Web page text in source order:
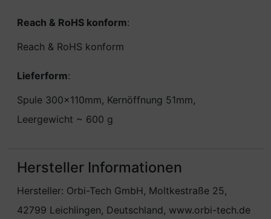
Reach & RoHS konform:
Reach & RoHS konform
Lieferform:
Spule 300x110mm, Kernöffnung 51mm,
Leergewicht ~ 600 g
Hersteller Informationen
Hersteller: Orbi-Tech GmbH, Moltkestraße 25,
42799 Leichlingen, Deutschland, www.orbi-tech.de